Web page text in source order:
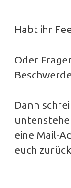
Habt ihr
Oder
Dann
eine Mail-
euch